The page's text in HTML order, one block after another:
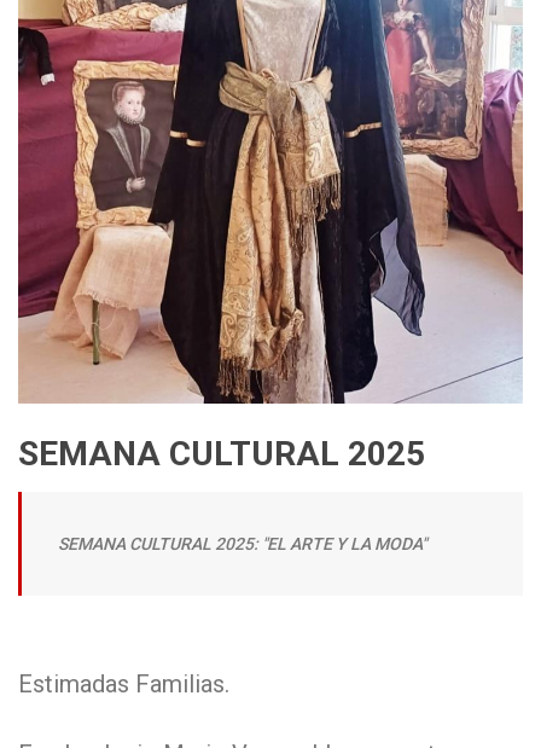
SEMANA CULTURAL 2025
SEMANA CULTURAL 2025: "EL ARTE Y LA MODA"
Estimadas Familias.